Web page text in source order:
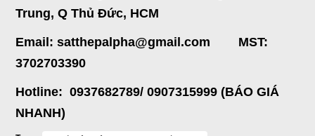
Trung, Q Thủ Đức, HCM
Email: satthepalpha@gmail.com MST:
3702703390
Hotline: 0937682789/ 0907315999 (BÁO GIÁ
NHANH)